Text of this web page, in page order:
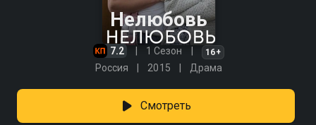
Нелюбовь
7.2 1 Сезон 16+
Россия 2015 Драма
Смотреть